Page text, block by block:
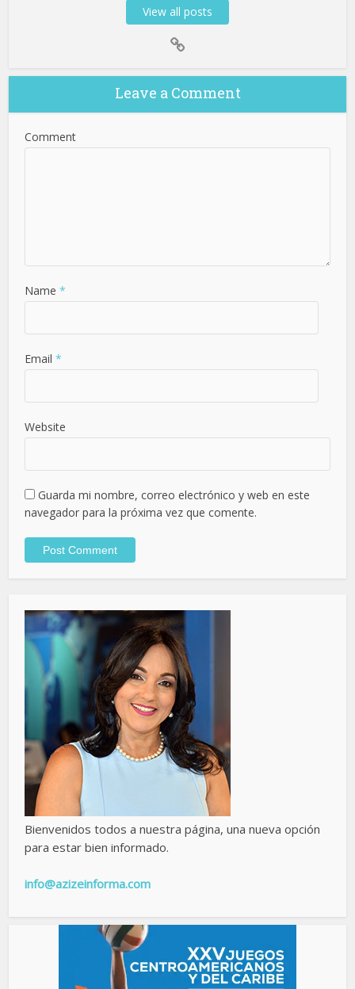
View all posts
Leave a Comment
Comment
Name *
Email *
Website
Guarda mi nombre, correo electrónico y web en este
navegador para la próxima vez que comente.
Bienvenidos todos a nuestra página, una nueva opción
para estar bien informado.
info@azizeinforma.com